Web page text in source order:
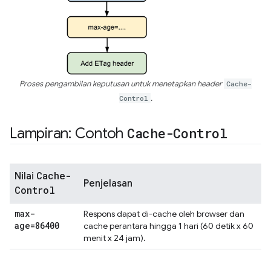
Proses pengambilan keputusan untuk menetapkan header Cache-
Control .
Lampiran: Contoh Cache-Control
Nilai Cache-
Control
Penjelasan
max-
age=86400
Respons dapat di-cache oleh browser dan
cache perantara hingga 1 hari (60 detik x 60
menit x 24 jam).